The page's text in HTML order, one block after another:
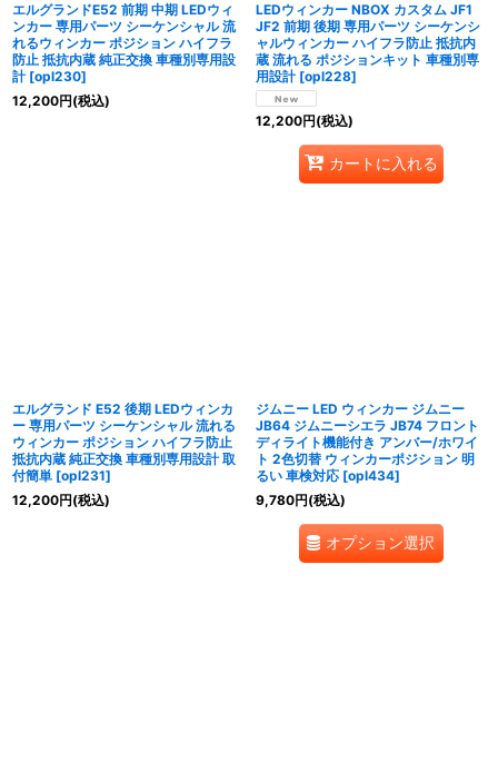
エルグランドE52 前期 中期 LEDウィ
ンカー 専用パーツ シーケンシャル 流
れるウィンカー ポジション ハイフラ
防止 抵抗内蔵 純正交換 車種別専用設
計 [opl230]
12,200円(税込)
LEDウィンカー NBOX カスタム JF1
JF2 前期 後期 専用パーツ シーケンシ
ャルウィンカー ハイフラ防止 抵抗内
蔵 流れる ポジションキット 車種別専
用設計 [opl228]
12,200円(税込)
カートに入れる
エルグランド E52 後期 LEDウィンカ
ー 専用パーツ シーケンシャル 流れる
ウィンカー ポジション ハイフラ防止
抵抗内蔵 純正交換 車種別専用設計 取
付簡単 [opl231]
12,200円(税込)
ジムニー LED ウィンカー ジムニー
JB64 ジムニーシエラ JB74 フロント
ディライト機能付き アンバー/ホワイ
ト 2色切替 ウィンカーポジション 明
るい 車検対応 [opl434]
9,780円(税込)
オプション選択